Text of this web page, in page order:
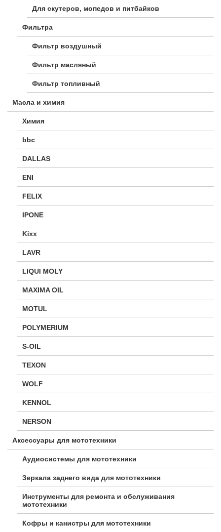
Для скутеров, мопедов и питбайков
Фильтра
Фильтр воздушный
Фильтр масляный
Фильтр топливный
Масла и химия
Химия
bbc
DALLAS
ENI
FELIX
IPONE
Kixx
LAVR
LIQUI MOLY
MAXIMA OIL
MOTUL
POLYMERIUM
S-OIL
TEXON
WOLF
KENNOL
NERSON
Аксессуары для мототехники
Аудиосистемы для мототехники
Зеркала заднего вида для мототехники
Инструменты для ремонта и обслуживания
мототехники
Кофры и канистры для мототехники